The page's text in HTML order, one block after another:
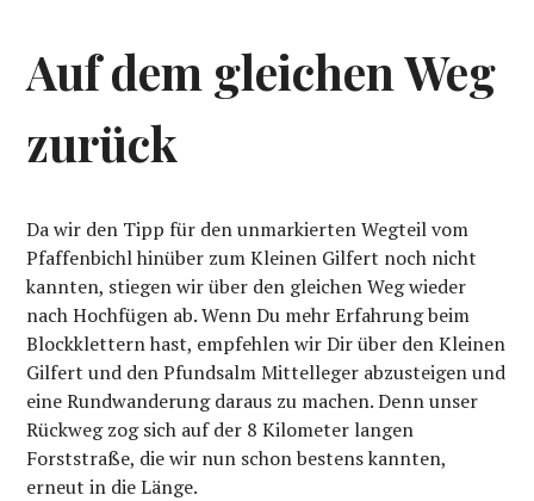
Auf dem gleichen Weg
zurück
Da wir den Tipp für den unmarkierten Wegteil vom
Pfaffenbichl hinüber zum Kleinen Gilfert noch nicht
kannten, stiegen wir über den gleichen Weg wieder
nach Hochfügen ab. Wenn Du mehr Erfahrung beim
Blockklettern hast, empfehlen wir Dir über den Kleinen
Gilfert und den Pfundsalm Mittelleger abzusteigen und
eine Rundwanderung daraus zu machen. Denn unser
Rückweg zog sich auf der 8 Kilometer langen
Forststraße, die wir nun schon bestens kannten,
erneut in die Länge.